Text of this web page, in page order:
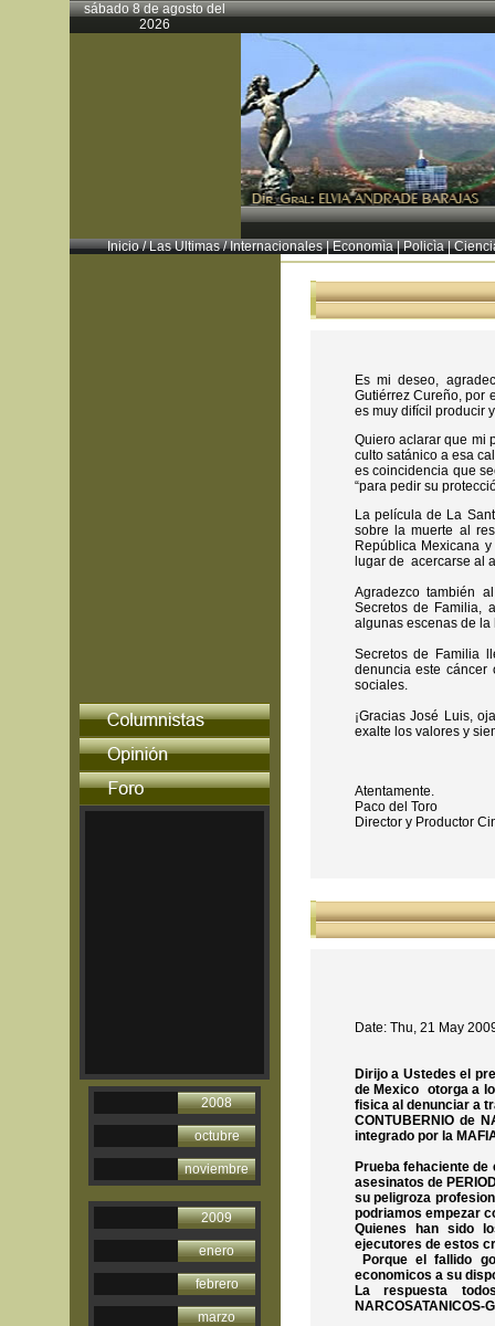
sábado 8 de agosto del
2026
Inicio/Las Ultimas/Internacionales|Economìa|Policìa|
2008
octubre
noviembre
2009
enero
febrero
marzo
Es mi deseo,
Gutiérrez Cureño, por
es muy difícil producir
Quiero aclarar que mi
culto satánico a esa
es coincidencia que
“para pedir su
La película de La
sobre la muerte al
República Mexicana
lugar de acercarse al
Agradezco también
Secretos de Familia,
algunas escenas de la
Secretos de Familia
denuncia este cáncer
sociales.
¡Gracias José Luis,
exalte los valores y
Atentamente.
Paco del Toro
Director y Productor
Date: Thu, 21 May
Dirijo a Ustedes el
de Mexico otorga a
fisica al denunciar a
CONTUBERNIO de
integrado por la
Prueba fehaciente
asesinatos de
su peligroza
podriamos empezar
Quienes han sido
ejecutores de estos
Porque el fallido
economicos a su
La respuesta